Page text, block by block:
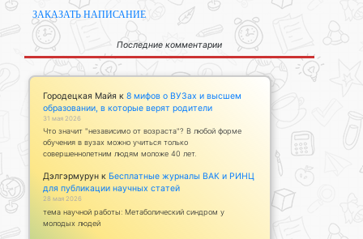
ЗАКАЗАТЬ НАПИСАНИЕ
Последние комментарии
Городецкая Майя к 8 мифов о ВУЗах и высшем
образовании, в которые верят родители
31 мая 2026
Что значит "независимо от возраста"? В любой форме
обучения в вузах можно учиться только
совершеннолетним людям моложе 40 лет.
Дэлгэрмурун к Бесплатные журналы ВАК и РИНЦ
для публикации научных статей
28 мая 2026
тема научной работы: Метаболический синдром у
молодых людей